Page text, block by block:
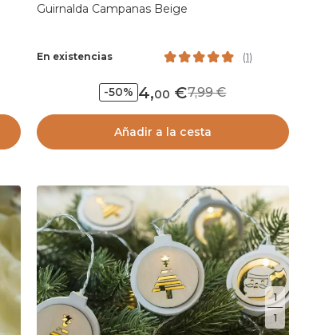
1
1
Guirnalda Campanas Beige
En existencias (1)
-50% 4,00 7,99
Añadir a la cesta